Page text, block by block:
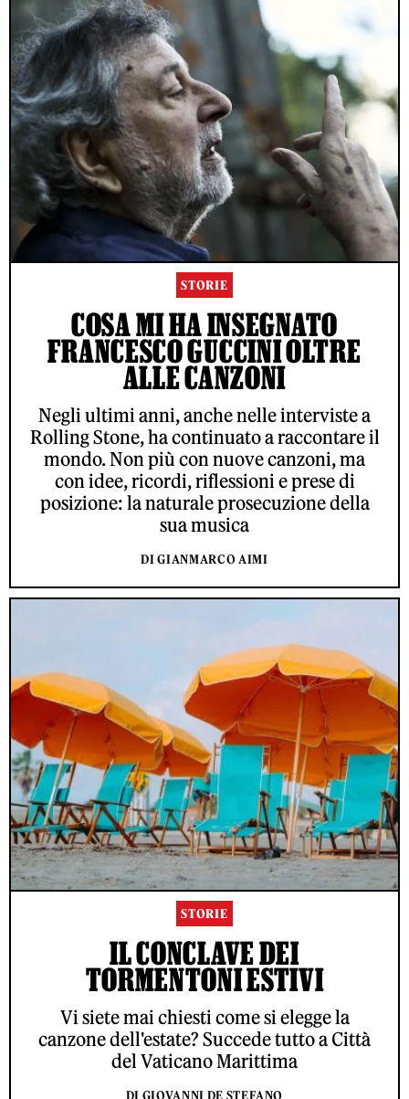
STORIE
COSA MI HA INSEGNATO
FRANCESCO GUCCINI OLTRE
ALLE CANZONI
Negli ultimi anni, anche nelle interviste a
Rolling Stone, ha continuato a raccontare il
mondo. Non più con nuove canzoni, ma
con idee, ricordi, riflessioni e prese di
posizione: la naturale prosecuzione della
sua musica
DI GIANMARCO AIMI
STORIE
IL CONCLAVE DEI
TORMENTONI ESTIVI
Vi siete mai chiesti come si elegge la
canzone dell'estate? Succede tutto a Città
del Vaticano Marittima